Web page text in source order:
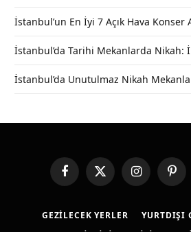
İstanbul’un En İyi 7 Açık Hava Konser
İstanbul’da Tarihi Mekanlarda Nikah:
İstanbul’da Unutulmaz Nikah
FacebookX
(Twitter)
Instagram
GEZILECEK YERLER
YURTDIŞI